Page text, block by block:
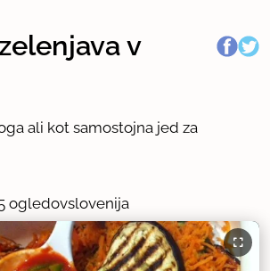
v
ali kot samostojna jed za
ogledovslovenija